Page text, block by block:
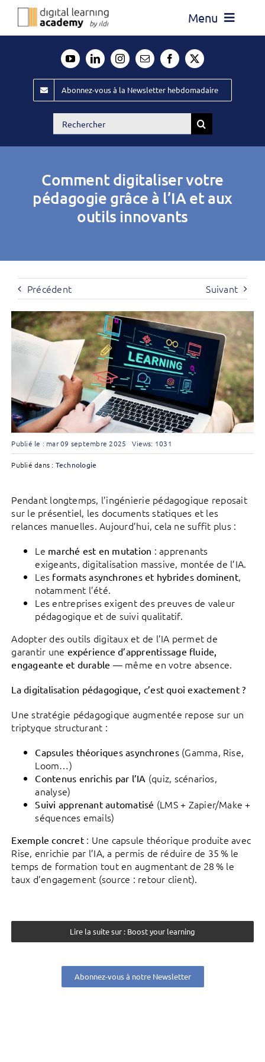
Passer
Menu
Évènements ILDI
Offres d’emploi
Publiez
Abonnez-vous à la Newsletter hebdomadaire
Rechercher:
Comment digitaliser votre
pédagogie grâce à l’IA et aux
outils innovants
Précédent Suivant
Publié le : mar 09 septembre 2025 Views: 1031
Publié dans : Technologie
Pendant longtemps, l’ingénierie pédagogique reposait
sur le présentiel, les documents statiques et les
relances manuelles. Aujourd’hui, cela ne suffit plus :
Le marché est en mutation : apprenants
exigeants, digitalisation massive, montée de l’IA.
Les formats asynchrones et hybrides dominent,
notamment l’été.
Les entreprises exigent des preuves de valeur
pédagogique et de suivi qualitatif.
Adopter des outils digitaux et de l’IA permet de
garantir une expérience d’apprentissage fluide,
engageante et durable — même en votre absence.
La digitalisation pédagogique, c’est quoi exactement ?
Une stratégie pédagogique augmentée repose sur un
triptyque structurant :
Capsules théoriques asynchrones(Gamma, Rise,
Loom…)
Contenus enrichis par l’IA (quiz, scénarios,
analyse)
Suivi apprenant automatisé (LMS + Zapier/Make +
séquences emails)
Exemple concret: Une capsule théorique produite avec
Rise, enrichie par l’IA, a permis de réduire de 35 % le
temps de formation tout en augmentant de 28 % le
taux d’engagement (source : retour client).
Lire la suite sur : Boost your learning
Abonnez-vous à notre Newsletter